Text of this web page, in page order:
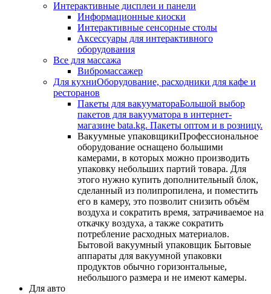
Интерактивные дисплеи и панели
Информационные киоски
Интерактивные сенсорные столы
Аксессуары для интерактивного
оборудования
Все для массажа
Вибромассажер
Для кухниОборудование, расходники для кафе и
ресторанов
Пакеты для вакууматораБольшой выбор
пакетов для вакууматора в интернет-
магазине bata.kg. Пакеты оптом и в розницу.
Вакуумные упаковщикиПрофессиональное
оборудование оснащено большими
камерами, в которых можно производить
упаковку небольших партий товара. Для
этого нужно купить дополнительный блок,
сделанный из полипропилена, и поместить
его в камеру, это позволит снизить объём
воздуха и сократить время, затрачиваемое на
откачку воздуха, а также сократить
потребление расходных материалов.
Бытовой вакуумный упаковщик Бытовые
аппараты для вакуумной упаковки
продуктов обычно горизонтальные,
небольшого размера и не имеют камеры.
Для авто